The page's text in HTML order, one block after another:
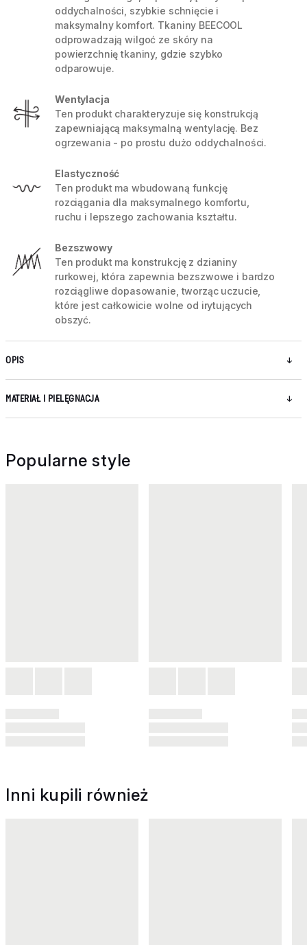
oddychalności, szybkie schnięcie i
maksymalny komfort. Tkaniny BEECOOL
odprowadzają wilgoć ze skóry na
powierzchnię tkaniny, gdzie szybko
odparowuje.
Wentylacja
Ten produkt charakteryzuje się konstrukcją
zapewniającą maksymalną wentylację. Bez
ogrzewania - po prostu dużo oddychalności.
Elastyczność
Ten produkt ma wbudowaną funkcję
rozciągania dla maksymalnego komfortu,
ruchu i lepszego zachowania kształtu.
Bezszwowy
Ten produkt ma konstrukcję z dzianiny
rurkowej, która zapewnia bezszwowe i bardzo
rozciągliwe dopasowanie, tworząc uczucie,
które jest całkowicie wolne od irytujących
obszyć.
OPIS
MATERIAŁ I PIELĘGNACJA
Popularne style
Inni kupili również